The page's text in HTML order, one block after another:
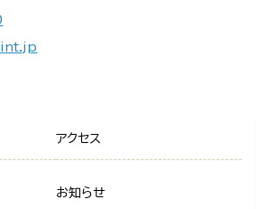
アクセス
お知らせ